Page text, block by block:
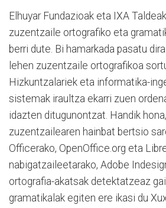
Elhuyar Fundazioak eta IXA
zuzentzaile ortografiko eta
berri dute. Bi hamarkada pasatu
lehen zuzentzaile ortografikoa
Hizkuntzalariek eta informatika-
sistemak iraultza ekarri zuen
idazten ditugunontzat. Handik
zuzentzailearen hainbat bertsio
Officerako, OpenOffice.org eta
nabigatzaileetarako, Adobe
ortografia-akatsak detektatzeaz
gramatikalak egiten ere ikasi du